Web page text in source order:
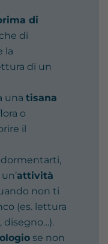
di
di
la
di un
una tisana
o
il
attività
non ti
(es. lettura
disegno…).
se non